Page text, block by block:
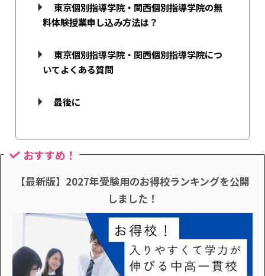
東京個別指導学院・関西個別指導学院の無
料体験授業申し込み方法は？
東京個別指導学院・関西個別指導学院につ
いてよくある質問
最後に
おすすめ！
【最新版】2027年受験用のお得校ランキングを公開
しました！